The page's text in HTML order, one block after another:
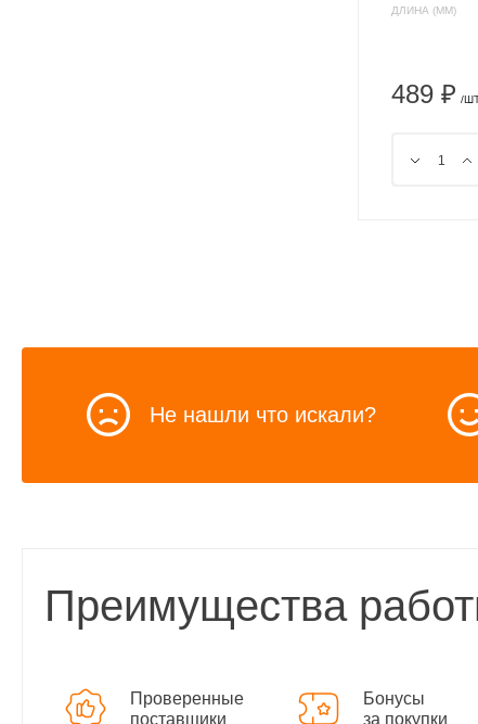
ДЛИНА (ММ)
489 ₽ /
Не нашли что искали?
Преимущества
Проверенные
поставщики
Бонусы
за покупки